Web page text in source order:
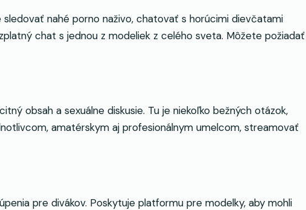
nahé porno naživo, chatovať s horúcimi dievčatami
chat s jednou z modeliek z celého sveta. Môžete požiadať
obsah a sexuálne diskusie. Tu je niekoľko bežných otázok,
amatérskym aj profesionálnym umelcom, streamovať
pre divákov. Poskytuje platformu pre modelky, aby mohli